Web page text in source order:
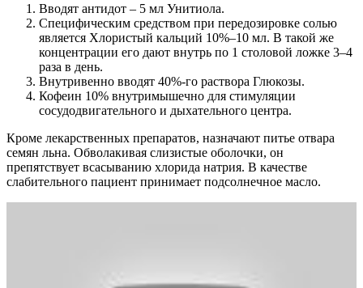
Вводят антидот – 5 мл Унитиола.
Специфическим средством при передозировке солью
является Хлористый кальций 10%–10 мл. В такой же
концентрации его дают внутрь по 1 столовой ложке 3–4
раза в день.
Внутривенно вводят 40%-го раствора Глюкозы.
Кофеин 10% внутримышечно для стимуляции
сосудодвигательного и дыхательного центра.
Кроме лекарственных препаратов, назначают питье отвара
семян льна. Обволакивая слизистые оболочки, он
препятствует всасыванию хлорида натрия. В качестве
слабительного пациент принимает подсолнечное масло.